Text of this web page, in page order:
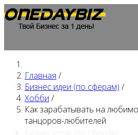
Главная
Главная /
Бизнес идеи (по сферам) /
Хобби /
Как зарабатывать на
танцоров-любителей